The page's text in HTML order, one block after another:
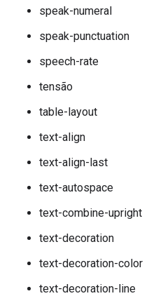
speak-numeral
speak-punctuation
speech-rate
tensão
table-layout
text-align
text-align-last
text-autospace
text-combine-upright
text-decoration
text-decoration-color
text-decoration-line